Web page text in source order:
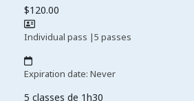
$120.00
Individual pass |5 passes
Expiration date: Never
5 classes de 1h30